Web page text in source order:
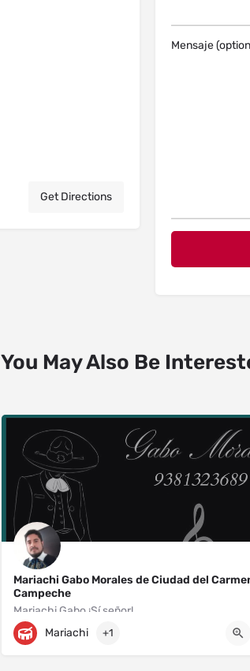
Get Directions
Mensaje
You May Also Be
Mariachi Gabo Morales de Ciudad del
Campeche
Mariachi Gabo ¡Sí señor!
Prolongación Avenida Benito Juárez 270
Mariachi +1